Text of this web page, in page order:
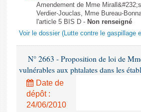
Amendement de Mme
Verdier-Jouclas, Mme Bureau-
l'article 5 BIS D - Non renseigné
Voir le dossier (Lutte contre le gaspillage
N° 2663 - Proposition de loi de
vulnérables aux phtalates dans les
Date de
dépôt :
24/06/2010